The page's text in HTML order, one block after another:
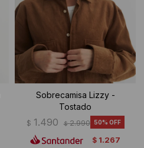
Sobrecamisa Lizzy -
Tostado
$ 1.490 $ 2.990 50
$ 1.267